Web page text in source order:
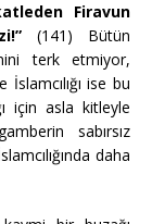
Firavun
(141) Bütün
terk etmiyor,
ise bu
için asla kitleyle
sabırsız
daha